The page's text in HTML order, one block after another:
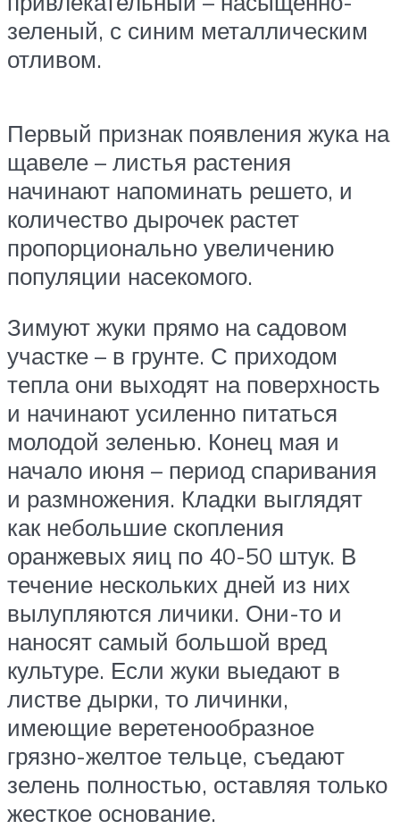
зеленый, с синим металлическим
отливом.
Первый признак появления жука на
щавеле – листья растения
начинают напоминать решето, и
количество дырочек растет
пропорционально увеличению
популяции насекомого.
Зимуют жуки прямо на садовом
участке – в грунте. С приходом
тепла они выходят на поверхность
и начинают усиленно питаться
молодой зеленью. Конец мая и
начало июня – период спаривания
и размножения. Кладки выглядят
как небольшие скопления
оранжевых яиц по 40-50 штук. В
течение нескольких дней из них
вылупляются личики. Они-то и
наносят самый большой вред
культуре. Если жуки выедают в
листве дырки, то личинки,
имеющие веретенообразное
грязно-желтое тельце, съедают
зелень полностью, оставляя только
жесткое основание.